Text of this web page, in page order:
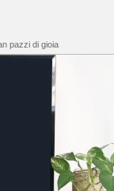
pazzi di gioia